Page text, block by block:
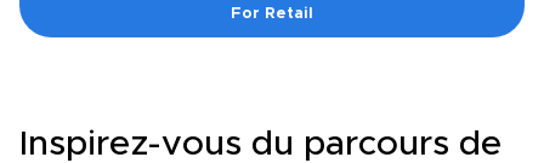
For Retail
Inspirez-vous du parcours de